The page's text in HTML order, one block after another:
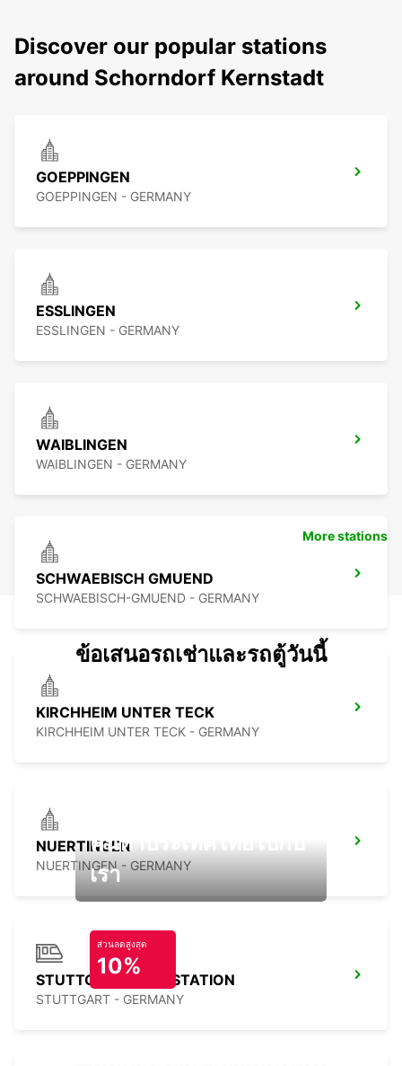
Discover our popular stations
around Schorndorf Kernstadt
GOEPPINGEN
GOEPPINGEN - GERMANY
ESSLINGEN
ESSLINGEN - GERMANY
WAIBLINGEN
WAIBLINGEN - GERMANY
SCHWAEBISCH GMUEND
SCHWAEBISCH-GMUEND - GERMANY
KIRCHHEIM UNTER TECK
KIRCHHEIM UNTER TECK - GERMANY
NUERTINGEN
NUERTINGEN - GERMANY
STUTTGART MAIN STATION
STUTTGART - GERMANY
More stations
ข้อเสนอรถเช่าและรถตู้วันนี้
ค้นหาประเทศไทยไปกับ
เรา
ส่วนลดสูงสุด
10%